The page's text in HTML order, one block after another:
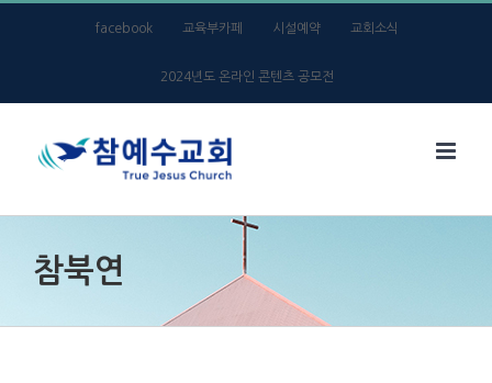
facebook 교육부카페 시설예약 교회소식
2024년도 온라인 콘텐츠 공모전
참북연